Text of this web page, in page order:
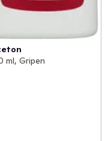
ml, Gripen